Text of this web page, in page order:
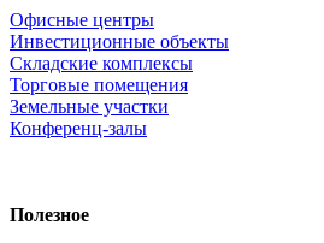
Офисные центры
Инвестиционные объекты
Складские комплексы
Торговые помещения
Земельные участки
Конференц-залы
Полезное